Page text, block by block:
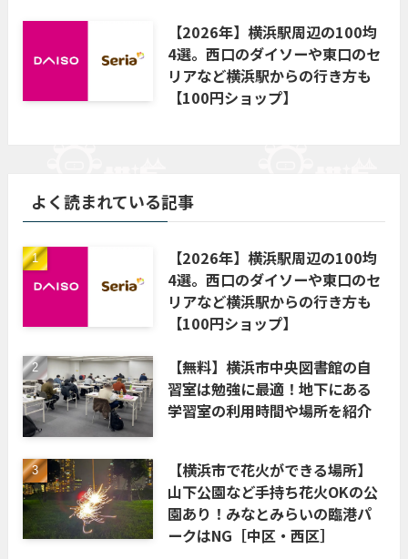
【2026年】横浜駅周辺の100均
4選。西口のダイソーや東口のセ
リアなど横浜駅からの行き方も
【100円ショップ】
よく読まれている記事
【2026年】横浜駅周辺の100均
4選。西口のダイソーや東口のセ
リアなど横浜駅からの行き方も
【100円ショップ】
【無料】横浜市中央図書館の自
習室は勉強に最適！地下にある
学習室の利用時間や場所を紹介
【横浜市で花火ができる場所】
山下公園など手持ち花火OKの公
園あり！みなとみらいの臨港パ
ークはNG［中区・西区］